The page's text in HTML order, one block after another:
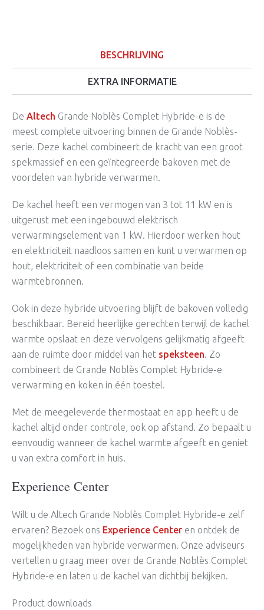
BESCHRIJVING
EXTRA INFORMATIE
De Altech Grande Noblès Complet Hybride-e is de
meest complete uitvoering binnen de Grande Noblès-
serie. Deze kachel combineert de kracht van een groot
spekmassief en een geïntegreerde bakoven met de
voordelen van hybride verwarmen.
De kachel heeft een vermogen van 3 tot 11 kW en is
uitgerust met een ingebouwd elektrisch
verwarmingselement van 1 kW. Hierdoor werken hout
en elektriciteit naadloos samen en kunt u verwarmen op
hout, elektriciteit of een combinatie van beide
warmtebronnen.
Ook in deze hybride uitvoering blijft de bakoven volledig
beschikbaar. Bereid heerlijke gerechten terwijl de kachel
warmte opslaat en deze vervolgens gelijkmatig afgeeft
aan de ruimte door middel van het speksteen. Zo
combineert de Grande Noblès Complet Hybride-e
verwarming en koken in één toestel.
Met de meegeleverde thermostaat en app heeft u de
kachel altijd onder controle, ook op afstand. Zo bepaalt u
eenvoudig wanneer de kachel warmte afgeeft en geniet
u van extra comfort in huis.
Experience Center
Wilt u de Altech Grande Noblès Complet Hybride-e zelf
ervaren? Bezoek ons Experience Center en ontdek de
mogelijkheden van hybride verwarmen. Onze adviseurs
vertellen u graag meer over de Grande Noblès Complet
Hybride-e en laten u de kachel van dichtbij bekijken.
Product downloads